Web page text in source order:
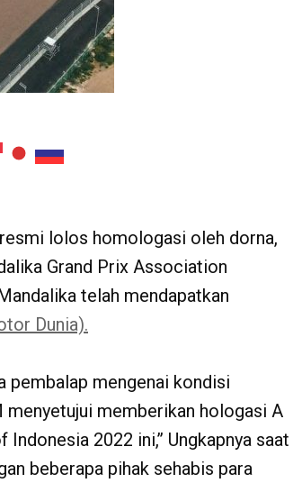
lolos homologasi oleh dorna,
Grand Prix Association
telah mendapatkan
Dunia).
pembalap mengenai kondisi
menyetujui memberikan hologasi A
2022 ini,’’ Ungkapnya saat
beberapa pihak sehabis para